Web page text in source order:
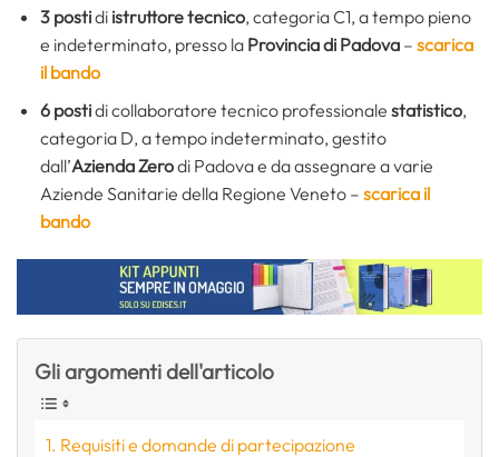
3 postidi istruttore tecnico, categoria C1, a tempo pieno
e indeterminato, presso la Provincia di Padova– scarica
il bando
6 postidi collaboratore tecnico professionale statistico,
categoria D, a tempo indeterminato, gestito
dall’Azienda Zerodi Padova e da assegnare a varie
Aziende Sanitarie della Regione Veneto – scarica il
bando
Gli argomenti dell'articolo
Requisiti e domande di partecipazione